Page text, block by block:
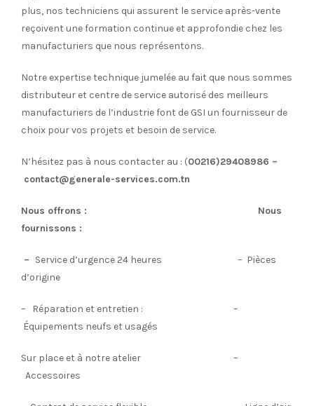
plus, nos techniciens qui assurent le service après-vente
reçoivent une formation continue et approfondie chez les
manufacturiers que nous représentons.
Notre expertise technique jumelée au fait que nous sommes
distributeur et centre de service autorisé des meilleurs
manufacturiers de l’industrie font de GSI un fournisseur de
choix pour vos projets et besoin de service.
N’hésitez pas à nous contacter au : (00216)29408986 –
contact@generale-services.com.tn
Nous offrons : Nous
fournissons :
– Service d’urgence 24 heures – Pièces
d’origine
– Réparation et entretien : –
Équipements neufs et usagés
Sur place et à notre atelier –
Accessoires